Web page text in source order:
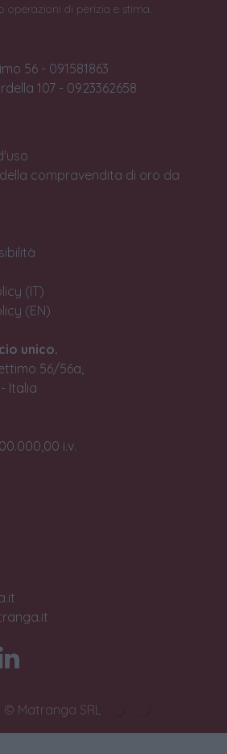
operazioni di perizia e stima.
56 - 091581863
107 - 0923362658
compravendita di oro da
(IT)
(EN)
unico.
56/56a,
Italia
i.v.
Matranga SRL